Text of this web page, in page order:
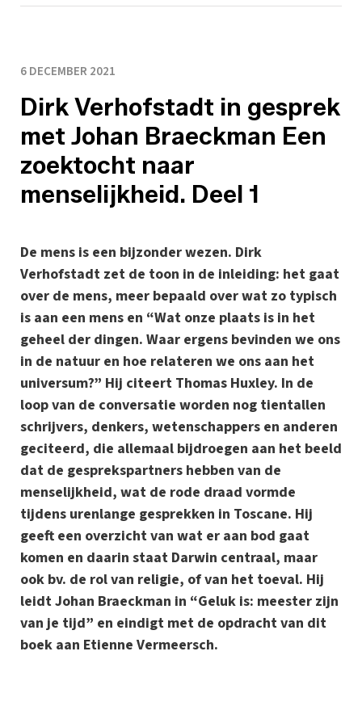
6 DECEMBER 2021
Dirk Verhofstadt in gesprek
met Johan Braeckman Een
zoektocht naar
menselijkheid. Deel 1
De mens is een bijzonder wezen. Dirk
Verhofstadt zet de toon in de inleiding: het gaat
over de mens, meer bepaald over wat zo typisch
is aan een mens en “Wat onze plaats is in het
geheel der dingen. Waar ergens bevinden we ons
in de natuur en hoe relateren we ons aan het
universum?” Hij citeert Thomas Huxley. In de
loop van de conversatie worden nog tientallen
schrijvers, denkers, wetenschappers en anderen
geciteerd, die allemaal bijdroegen aan het beeld
dat de gesprekspartners hebben van de
menselijkheid, wat de rode draad vormde
tijdens urenlange gesprekken in Toscane. Hij
geeft een overzicht van wat er aan bod gaat
komen en daarin staat Darwin centraal, maar
ook bv. de rol van religie, of van het toeval. Hij
leidt Johan Braeckman in “Geluk is: meester zijn
van je tijd” en eindigt met de opdracht van dit
boek aan Etienne Vermeersch.